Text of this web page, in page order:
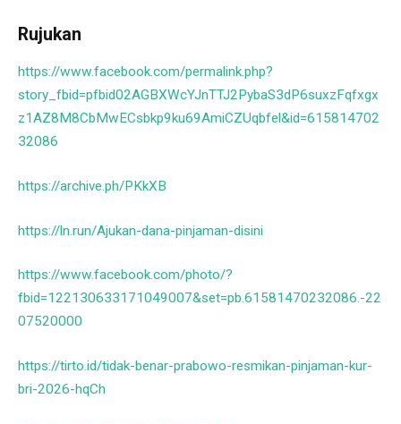
Rujukan
https://www.facebook.com/permalink.php?
story_fbid=pfbid02AGBXWcYJnTTJ2PybaS3dP6suxzFqfxgx
z1AZ8M8CbMwECsbkp9ku69AmiCZUqbfel&id=615814702
32086
https://archive.ph/PKkXB
https://ln.run/Ajukan-dana-pinjaman-disini
https://www.facebook.com/photo/?
fbid=122130633171049007&set=pb.61581470232086.-22
07520000
https://tirto.id/tidak-benar-prabowo-resmikan-pinjaman-kur-
bri-2026-hqCh